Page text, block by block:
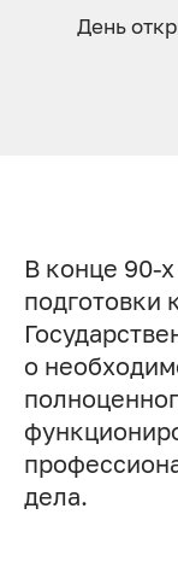
День
В конце 90-
подготовки
о
дела.